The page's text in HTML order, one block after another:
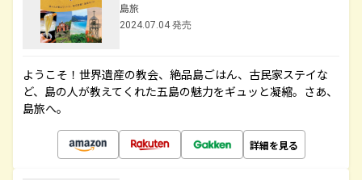
島旅
2024.07.04 発売
ようこそ！世界遺産の教会、絶品島ごはん、古民家ステイな
ど、島の人が教えてくれた五島の魅力をギュッと凝縮。さあ、
島旅へ。
詳細を見る